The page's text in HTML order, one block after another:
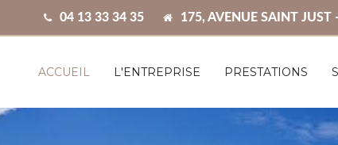
04 13 33 34 35 175, AVENUE SAINT JUST
ACCUEIL L'ENTREPRISE PRESTATIONS